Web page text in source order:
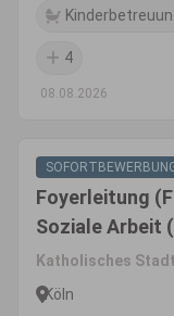
4
08.08.2026
Foyerleitung
Soziale Arbeit
Katholisches
Köln